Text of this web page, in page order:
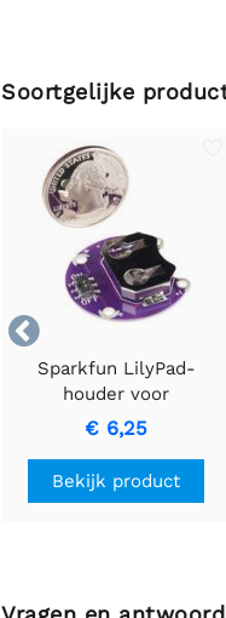
Soortgelijke

Sparkfun LilyPad-
houder voor
knoopcelbatterijen -
geschakeld - 20 mm
€ 6,25
Bekijk product